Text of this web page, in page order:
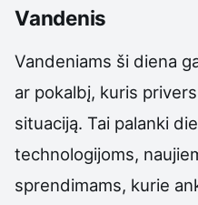
Vandenis
Vandeniams ši diena
ar pokalbį, kuris
situaciją. Tai palanki
technologijoms,
sprendimams, kurie